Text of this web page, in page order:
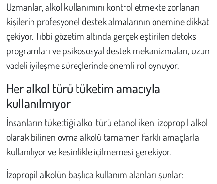
Uzmanlar, alkol kullanımını kontrol etmekte zorlanan
kişilerin profesyonel destek almalarının önemine dikkat
çekiyor. Tıbbi gözetim altında gerçekleştirilen detoks
programları ve psikososyal destek mekanizmaları, uzun
vadeli iyileşme süreçlerinde önemli rol oynuyor.
Her alkol türü tüketim amacıyla
kullanılmıyor
İnsanların tükettiği alkol türü etanol iken, izopropil alkol
olarak bilinen ovma alkolü tamamen farklı amaçlarla
kullanılıyor ve kesinlikle içilmemesi gerekiyor.
İzopropil alkolün başlıca kullanım alanları şunlar: